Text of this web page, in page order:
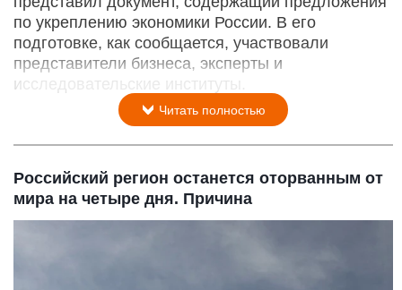
по укреплению экономики России. В его
подготовке, как сообщается, участвовали
представители бизнеса, эксперты и
исследовательские институты.
Читать полностью
Российский регион останется оторванным от
мира на четыре дня. Причина